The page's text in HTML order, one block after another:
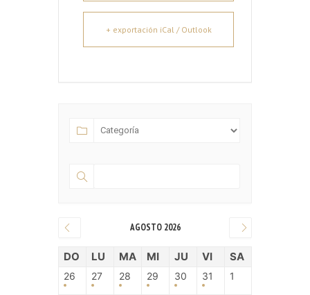
+ exportación iCal / Outlook
AGOSTO 2026
DO LU MA MI JU VI SA
26 27 28 29 30 31 1